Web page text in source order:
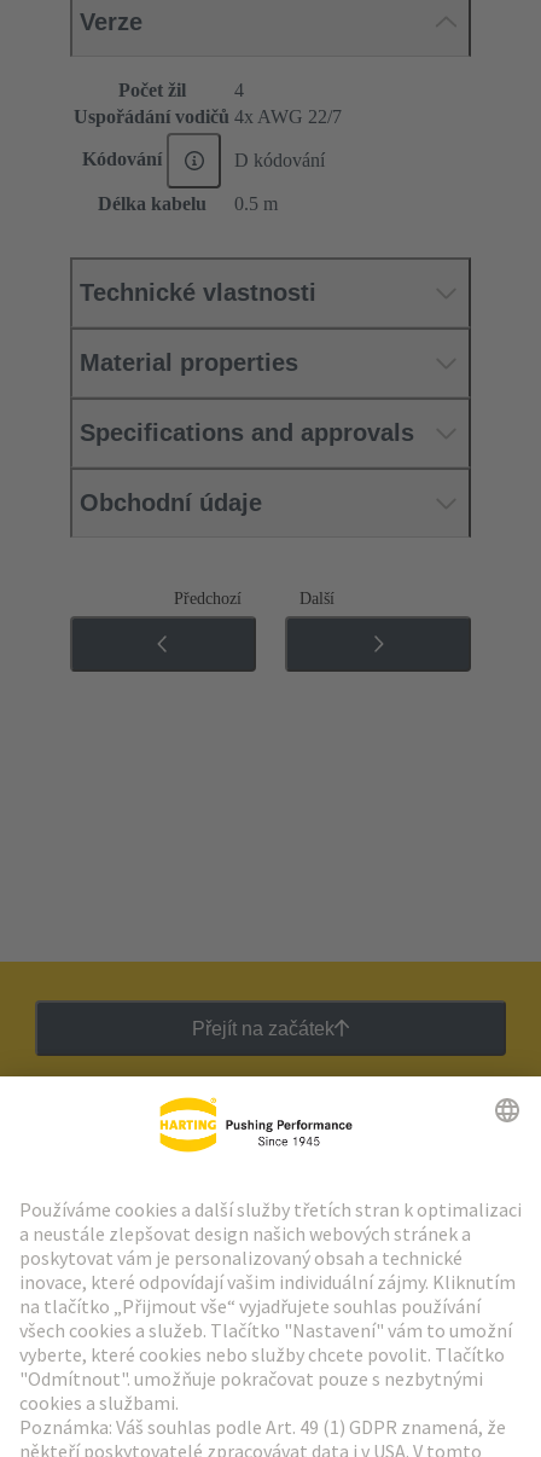
Verze
Počet žil
4
Uspořádání vodičů 4x AWG 22/7
Kódování D kódování
Délka kabelu 0.5 m
Technické vlastnosti
Material properties
Specifications and approvals
Obchodní údaje
Předchozí Další
Přejít na začátek
Zpravodaj HARTING
Přejít na registraci
Social Media